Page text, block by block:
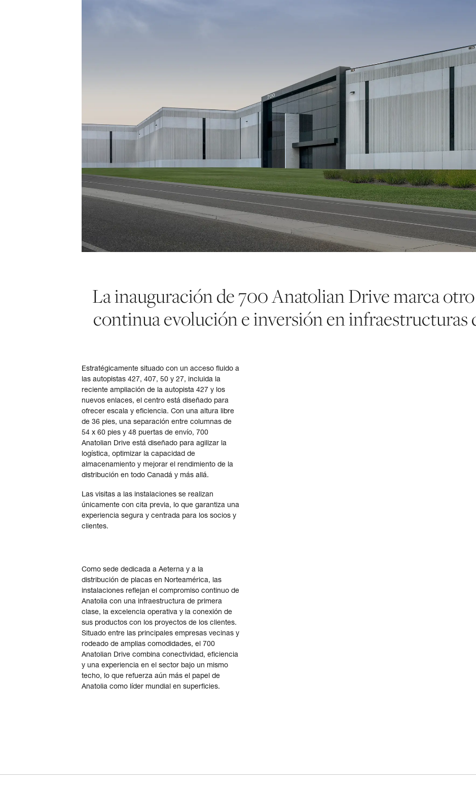
La inauguración de 700 Anatolian Drive marca
continua evolución e inversión en infraestructuras
Estratégicamente situado con un acceso fluido a
las autopistas 427, 407, 50 y 27, incluida la
reciente ampliación de la autopista 427 y los
nuevos enlaces, el centro está diseñado para
ofrecer escala y eficiencia. Con una altura libre
de 36 pies, una separación entre columnas de
54 x 60 pies y 48 puertas de envío, 700
Anatolian Drive está diseñado para agilizar la
logística, optimizar la capacidad de
almacenamiento y mejorar el rendimiento de la
distribución en todo Canadá y más allá.
Las visitas a las instalaciones se realizan
únicamente con cita previa, lo que garantiza una
experiencia segura y centrada para los socios y
clientes.
Como sede dedicada a Aeterna y a la
distribución de placas en Norteamérica, las
instalaciones reflejan el compromiso continuo de
Anatolia con una infraestructura de primera
clase, la excelencia operativa y la conexión de
sus productos con los proyectos de los clientes.
Situado entre las principales empresas vecinas y
rodeado de amplias comodidades, el 700
Anatolian Drive combina conectividad, eficiencia
y una experiencia en el sector bajo un mismo
techo, lo que refuerza aún más el papel de
Anatolia como líder mundial en superficies.